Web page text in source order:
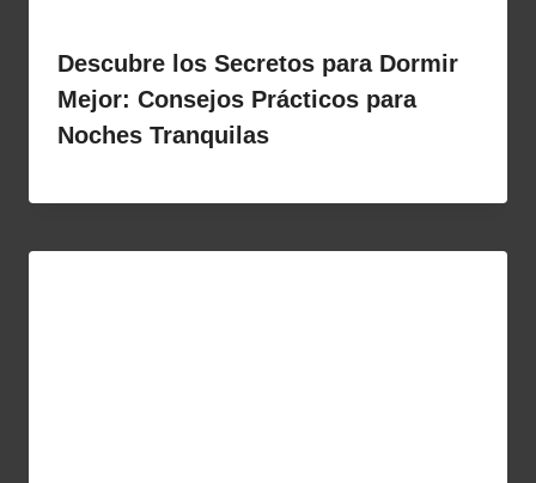
Descubre los Secretos para Dormir
Mejor: Consejos Prácticos para
Noches Tranquilas